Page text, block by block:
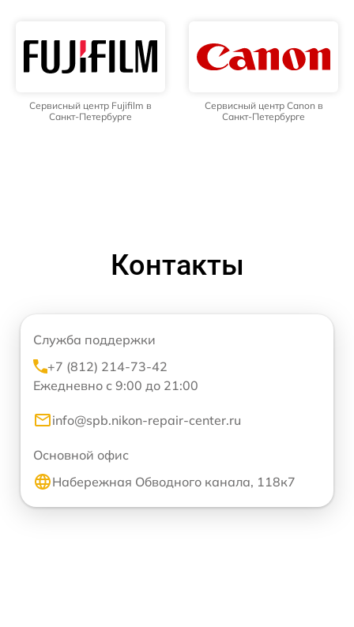
Сервисный центр Fujifilm в
Санкт-Петербурге
Сервисный центр Canon в
Санкт-Петербурге
Контакты
Служба поддержки
+7 (812) 214-73-42
Ежедневно с 9:00 до 21:00
info@spb.nikon-repair-center.ru
Основной офис
Набережная Обводного канала, 118к7